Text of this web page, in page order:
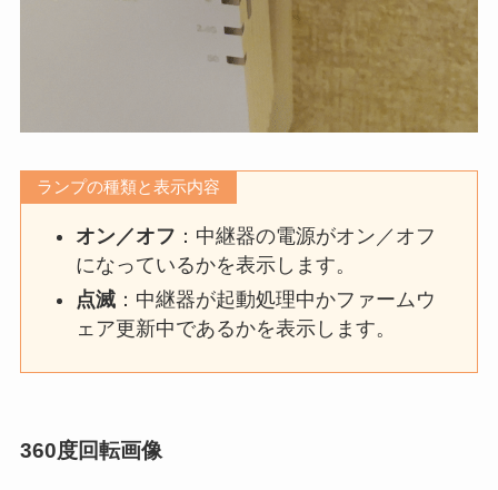
ランプの種類と表示内容
オン／オフ ：中継器の電源がオン／オフ
になっているかを表示します。
点滅 ：中継器が起動処理中かファームウ
ェア更新中であるかを表示します。
360度回転画像